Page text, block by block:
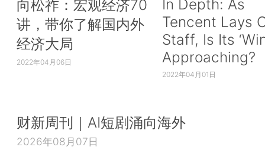
向松祚：宏观经济70
讲，带你了解国内外
经济大局
2022年04月06日
In Depth: As
Tencent Lays
Staff, Is Its
Approaching?
2022年04月01日
财新周刊｜AI短剧涌向海外
2026年08月07日